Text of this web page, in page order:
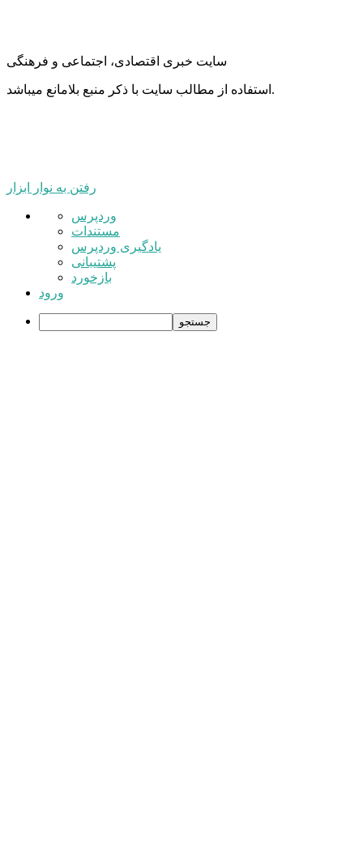
سایت خبری اقتصادی، اجتماعی و فرهنگی
استفاده از مطالب سایت با ذکر منبع بلامانع میباشد.
رفتن به نوار ابزار
درباره
وردپرس
وردپرس
مستندات
یادگیری وردپرس
پشتیبانی
بازخورد
ورود
جستجو